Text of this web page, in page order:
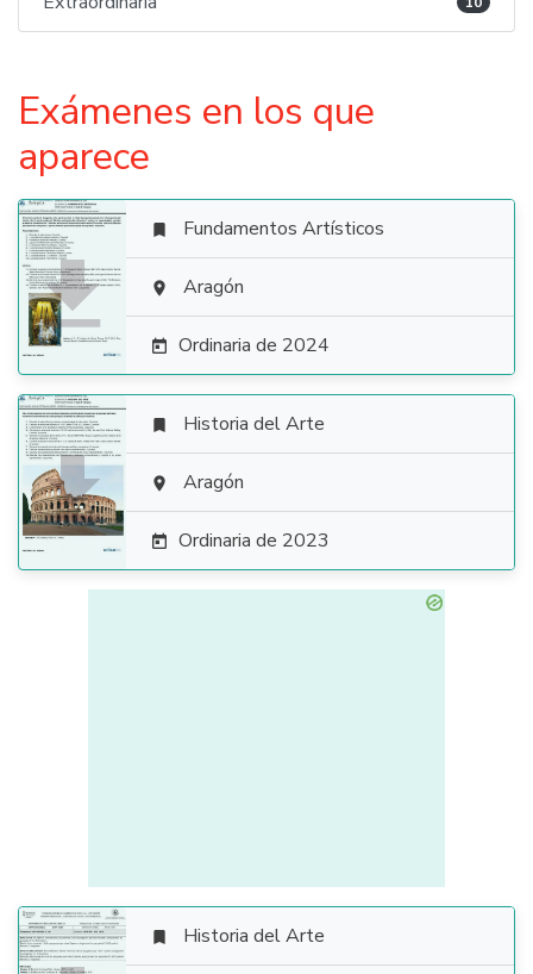
Exámenes en los que
aparece

 Fundamentos Artísticos
 Aragón
 Ordinaria de 2024

 Historia del Arte
 Aragón
 Ordinaria de 2023
 Historia del Arte